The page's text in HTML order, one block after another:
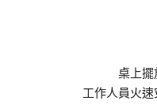
桌上擺
工作人員火速